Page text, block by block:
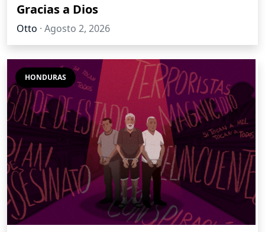
Gracias a Dios
Otto · Agosto 2, 2026
HONDURAS